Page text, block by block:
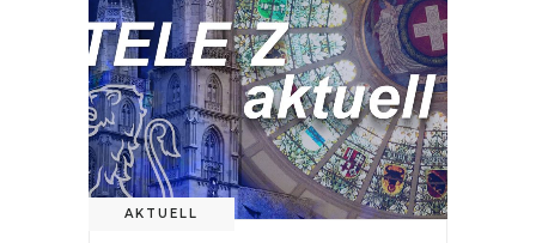
AKTUELL